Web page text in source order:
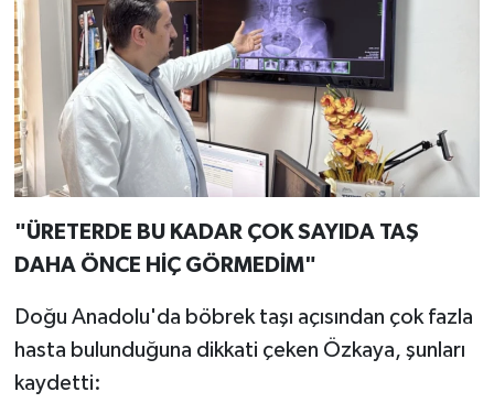
"ÜRETERDE BU KADAR ÇOK SAYIDA TAŞ
DAHA ÖNCE HİÇ GÖRMEDİM"
Doğu Anadolu'da böbrek taşı açısından çok fazla
hasta bulunduğuna dikkati çeken Özkaya, şunları
kaydetti: